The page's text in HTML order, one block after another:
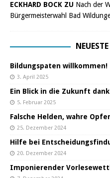
ECKHARD BOCK ZU Nach der
Bürgermeisterwahl Bad
Bildungspaten willkommen!
3. April 2025
Ein Blick in die Zukunft dank
5. Februar 2025
Falsche Helden, wahre Opfer
25. Dezember 2024
Hilfe bei
20. Dezember 2024
Imponierender